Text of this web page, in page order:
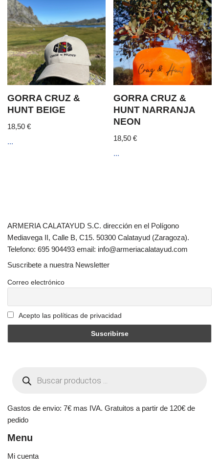
GORRA CRUZ &
HUNT BEIGE
18,50 €
...
GORRA CRUZ &
HUNT NARRANJA
NEON
18,50€
...
ARMERIA CALATAYUD S.C. dirección en el Polígono
Mediavega II, Calle B, C15. 50300 Calatayud (Zaragoza).
Telefono: 695 904493 email: info@armeriacalatayud.com
Suscribete a nuestra Newsletter
Correo electrónico
Acepto las políticas de privacidad
Gastos de envio: 7€ mas IVA. Gratuitos a partir de 120€ de
pedido
Menu
Mi cuenta